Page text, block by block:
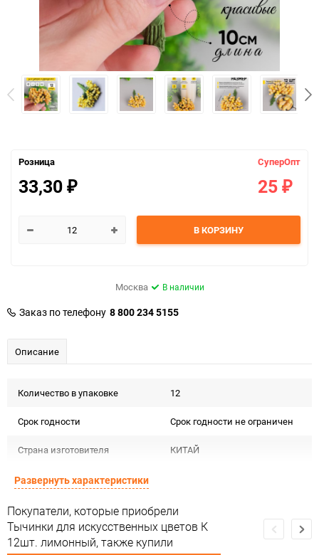
Розница
33,30 ₽
СуперОпт
25 ₽
В КОРЗИНУ
Москва В наличии
Заказ по телефону 8 800 234 5155
Описание
Количество в упаковке 12
Срок годности Срок годности не ограничен
Страна изготовителя КИТАЙ
Предназначение товара
Сертификация Не подлежит сертификации
Особые условия Особых условий не требует
Развернуть характеристики
Покупатели, которые приобрели
Тычинки для искусственных цветов К
12шт. лимонный, также купили